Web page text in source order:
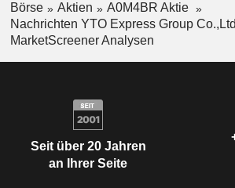
Börse Aktien
A0M4BR Aktie
Nachrichten YTO Express Group
MarketScreener Analysen
Seit über 20 Jahren
an Ihrer Seite